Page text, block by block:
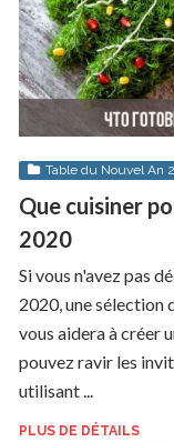
Table du Nouvel An
Que cuisiner
2020
Si vous n'avez pas
2020, une sélection
vous aidera à créer
pouvez ravir les
utilisant ...
PLUS DE DÉTAILS